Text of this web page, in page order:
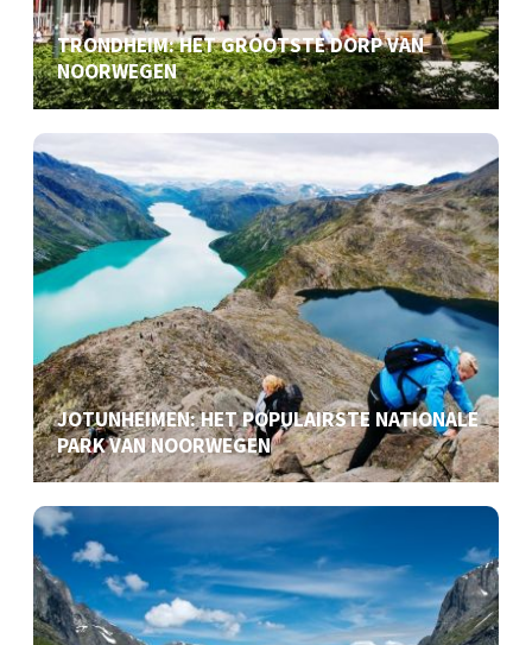
TRONDHEIM: HET GROOTSTE DORP VAN
NOORWEGEN
JOTUNHEIMEN: HET POPULAIRSTE NATIONALE
PARK VAN NOORWEGEN